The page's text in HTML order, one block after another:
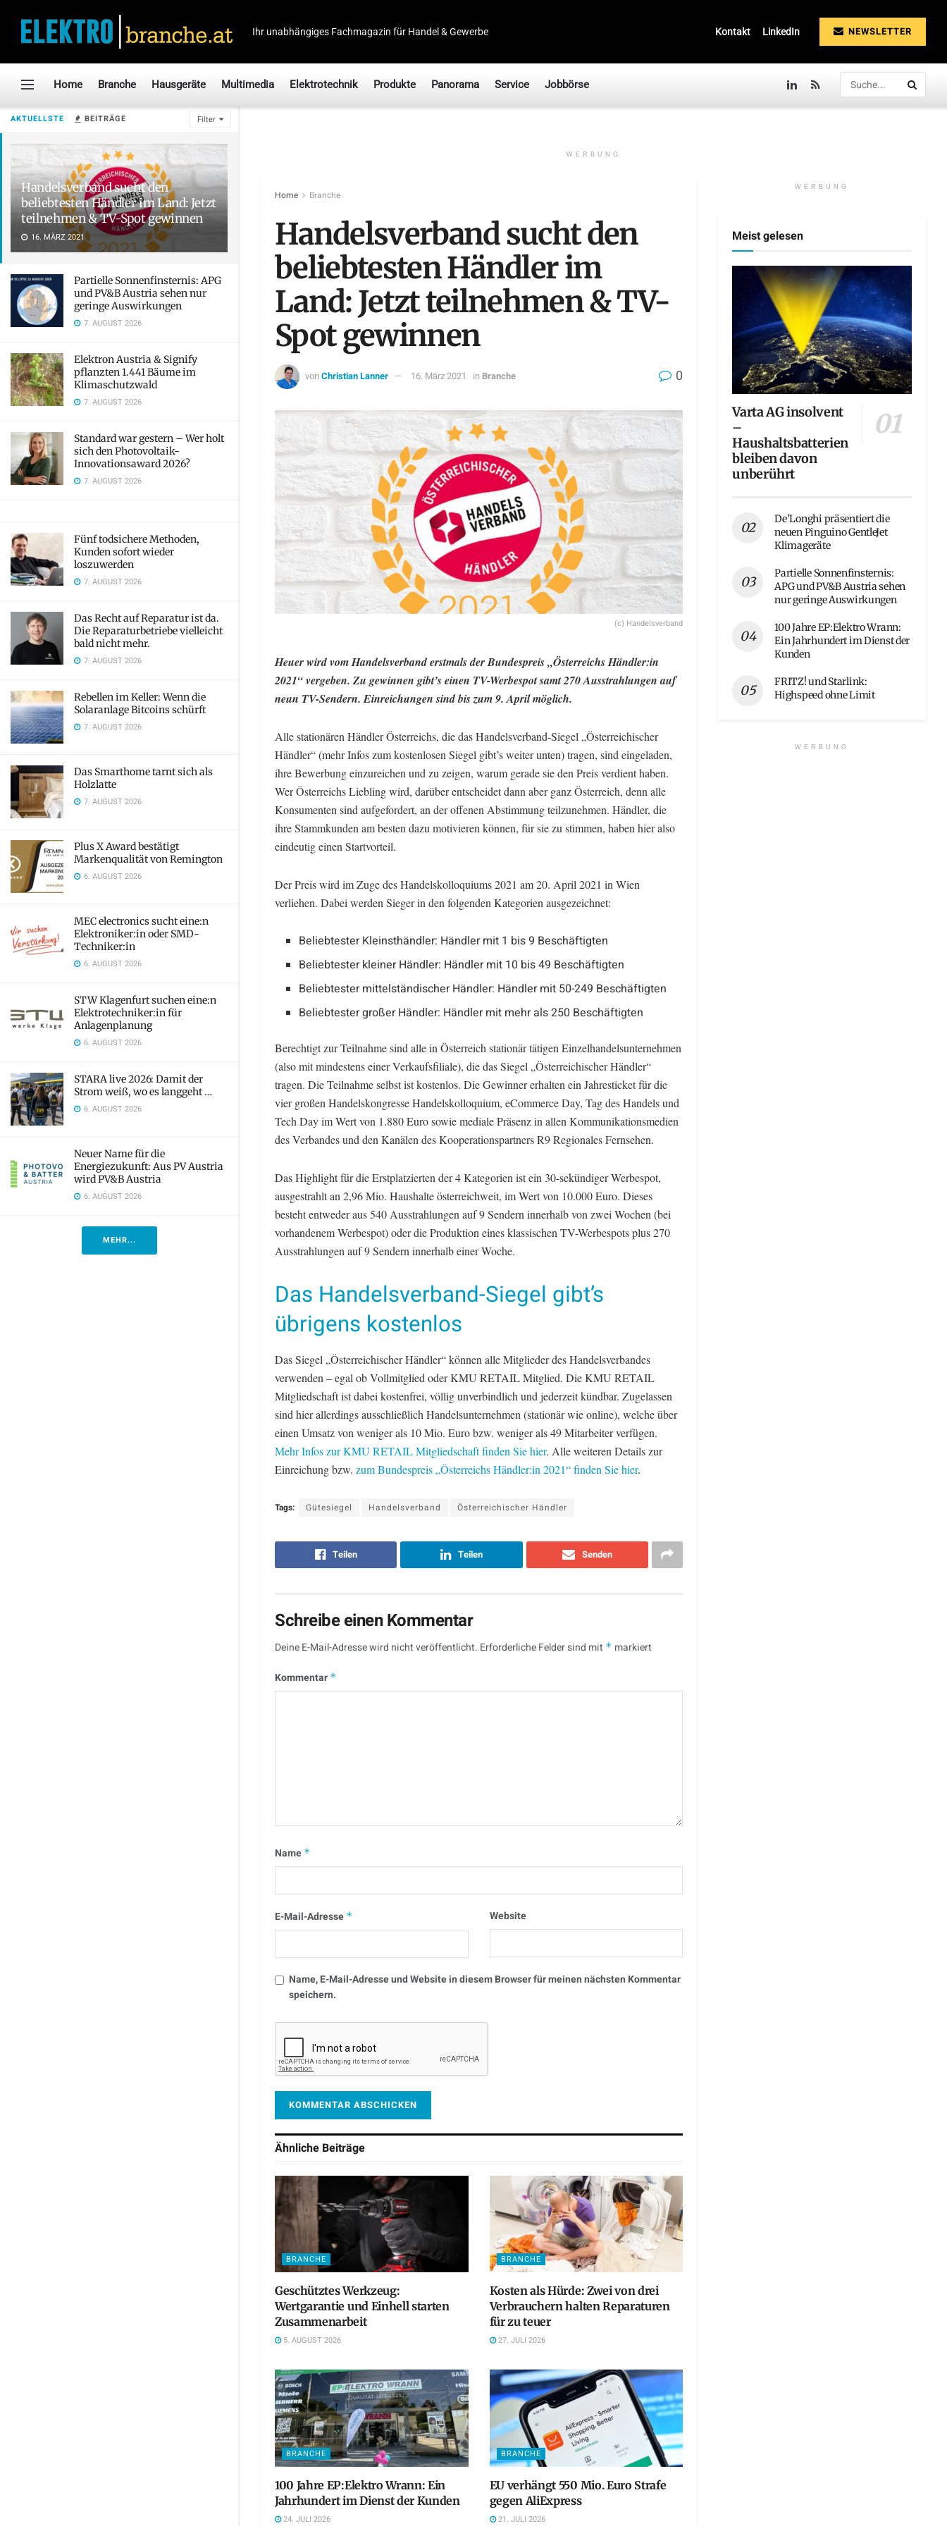
AKTUELLSTE BEITRÄGE Filter
Handelsverband sucht den
beliebtesten Händler im Land: Jetzt
teilnehmen & TV-Spot gewinnen
16. MÄRZ 2021
Partielle Sonnenfinsternis: APG
und PV&B Austria sehen nur
geringe Auswirkungen
7. AUGUST 2026
Elektron Austria & Signify
pflanzten 1.441 Bäume im
Klimaschutzwald
7. AUGUST 2026
Standard war gestern – Wer holt
sich den Photovoltaik-
Innovationsaward 2026?
7. AUGUST 2026
Fünf todsichere Methoden,
Kunden sofort wieder
loszuwerden
7. AUGUST 2026
Das Recht auf Reparatur ist da.
Die Reparaturbetriebe vielleicht
bald nicht mehr.
7. AUGUST 2026
Rebellen im Keller: Wenn die
Solaranlage Bitcoins schürft
7. AUGUST 2026
Das Smarthome tarnt sich als
Holzlatte
7. AUGUST 2026
Plus X Award bestätigt
Markenqualität von Remington
6. AUGUST 2026
MEC electronics sucht eine:n
Elektroniker:in oder SMD-
Techniker:in
6. AUGUST 2026
STW Klagenfurt suchen eine:n
Elektrotechniker:in für
Anlagenplanung
6. AUGUST 2026
STARA live 2026: Damit der
Strom weiß, wo es langgeht …
6. AUGUST 2026
Neuer Name für die
Energiezukunft: Aus PV Austria
wird PV&B Austria
6. AUGUST 2026
MEHR...
Ihr unabhängiges Fachmagazin für Handel & Gewerbe Kontakt LinkedIn NEWSLETTER
Home Branche Hausgeräte Multimedia Elektrotechnik Produkte Panorama Service Jobbörse
WERBUNG
Home Branche
Handelsverband sucht den
beliebtesten Händler im
Land: Jetzt teilnehmen & TV-
Spot gewinnen
vonChristian Lanner 16. März 2021 in Branche 0
(c) Handelsverband
Heuer wird vom Handelsverband erstmals der Bundespreis „Österreichs Händler:in
2021“ vergeben. Zu gewinnen gibt’s einen TV-Werbespot samt 270 Ausstrahlungen auf
neun TV-Sendern. Einreichungen sind bis zum 9. April möglich.
Alle stationären Händler Österreichs, die das Handelsverband-Siegel „Österreichischer
Händler“ (mehr Infos zum kostenlosen Siegel gibt’s weiter unten) tragen, sind eingeladen,
ihre Bewerbung einzureichen und zu zeigen, warum gerade sie den Preis verdient haben.
Wer Österreichs Liebling wird, darüber entscheidet dann aber ganz Österreich, denn alle
Konsumenten sind aufgefordert, an der offenen Abstimmung teilzunehmen. Händler, die
ihre Stammkunden am besten dazu motivieren können, für sie zu stimmen, haben hier also
eindeutig einen Startvorteil.
Der Preis wird im Zuge des Handelskolloquiums 2021 am 20. April 2021 in Wien
verliehen. Dabei werden Sieger in den folgenden Kategorien ausgezeichnet:
Beliebtester Kleinsthändler: Händler mit 1 bis 9 Beschäftigten
Beliebtester kleiner Händler: Händler mit 10 bis 49 Beschäftigten
Beliebtester mittelständischer Händler: Händler mit 50-249 Beschäftigten
Beliebtester großer Händler: Händler mit mehr als 250 Beschäftigten
Berechtigt zur Teilnahme sind alle in Österreich stationär tätigen Einzelhandelsunternehmen
(also mit mindestens einer Verkaufsfiliale), die das Siegel „Österreichischer Händler“
tragen. Die Teilnahme selbst ist kostenlos. Die Gewinner erhalten ein Jahresticket für die
vier großen Handelskongresse Handelskolloquium, eCommerce Day, Tag des Handels und
Tech Day im Wert von 1.880 Euro sowie mediale Präsenz in allen Kommunikationsmedien
des Verbandes und den Kanälen des Kooperationspartners R9 Regionales Fernsehen.
Das Highlight für die Erstplatzierten der 4 Kategorien ist ein 30-sekündiger Werbespot,
ausgestrahlt an 2,96 Mio. Haushalte österreichweit, im Wert von 10.000 Euro. Dieses
besteht entweder aus 540 Ausstrahlungen auf 9 Sendern innerhalb von zwei Wochen (bei
vorhandenem Werbespot) oder die Produktion eines klassischen TV-Werbespots plus 270
Ausstrahlungen auf 9 Sendern innerhalb einer Woche.
Das Handelsverband-Siegel gibt’s
übrigens kostenlos
Das Siegel „Österreichischer Händler“ können alle Mitglieder des Handelsverbandes
verwenden – egal ob Vollmitglied oder KMU RETAIL Mitglied. Die KMU RETAIL
Mitgliedschaft ist dabei kostenfrei, völlig unverbindlich und jederzeit kündbar. Zugelassen
sind hier allerdings ausschließlich Handelsunternehmen (stationär wie online), welche über
einen Umsatz von weniger als 10 Mio. Euro bzw. weniger als 49 Mitarbeiter verfügen.
Mehr Infos zur KMU RETAIL Mitgliedschaft finden Sie hier. Alle weiteren Details zur
Einreichung bzw. zum Bundespreis „Österreichs Händler:in 2021“ finden Sie hier.
Tags: Gütesiegel Handelsverband Österreichischer Händler
Teilen Teilen Senden
Schreibe einen Kommentar
Deine E-Mail-Adresse wird nicht veröffentlicht. Erforderliche Felder sind mit * markiert
Kommentar *
Name *
E-Mail-Adresse * Website
Name, E-Mail-Adresse und Website in diesem Browser für meinen nächsten Kommentar
speichern.
Ähnliche Beiträge
BRANCHE
Geschütztes Werkzeug:
Wertgarantie und Einhell starten
Zusammenarbeit
5. AUGUST 2026
BRANCHE
Kosten als Hürde: Zwei von drei
Verbrauchern halten Reparaturen
für zu teuer
27. JULI 2026
BRANCHE
100 Jahre EP:Elektro Wrann: Ein
Jahrhundert im Dienst der Kunden
24. JULI 2026
BRANCHE
EU verhängt 550 Mio. Euro Strafe
gegen AliExpress
21. JULI 2026
WERBUNG
Meist gelesen
Varta AG insolvent
–
Haushaltsbatterien
bleiben davon
unberührt
De’Longhi präsentiert die
neuen Pinguino GentleJet
Klimageräte
Partielle Sonnenfinsternis:
APG und PV&B Austria sehen
nur geringe Auswirkungen
100 Jahre EP:Elektro Wrann:
Ein Jahrhundert im Dienst der
Kunden
FRITZ! und Starlink:
Highspeed ohne Limit
WERBUNG